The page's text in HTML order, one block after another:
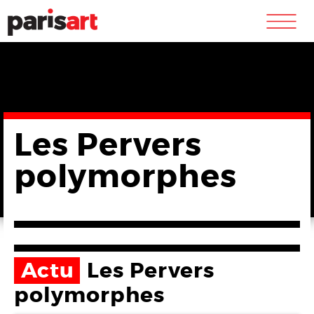
m
Les Pervers
polymorphes
Actu
Les Pervers
polymorphes